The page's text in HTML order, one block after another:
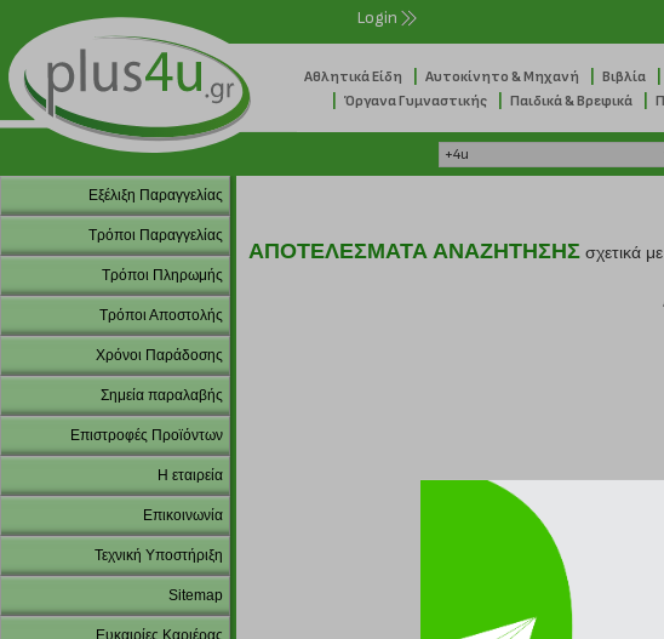
Login
Αθλητικά Είδη Αυτοκίνητο & Μηχανή Βιβλία
Όργανα Γυμναστικής Παιδικά & Βρεφικά
Εξέλιξη Παραγγελίας
Τρόποι Παραγγελίας
Τρόποι Πληρωμής
Τρόποι Αποστολής
Χρόνοι Παράδοσης
Σημεία παραλαβής
Επιστροφές Προϊόντων
Η εταιρεία
Επικοινωνία
Τεχνική Υποστήριξη
Sitemap
Ευκαιρίες Καριέρας
ΑΠΟΤΕΛΕΣΜΑΤΑ ΑΝΑΖΗΤΗΣΗΣ σχετικά με